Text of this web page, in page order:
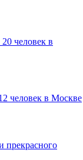
человек в
человек в Москве
прекрасного